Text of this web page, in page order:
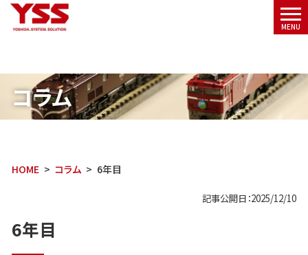
コラム
HOME コラム 6年目
記事公開日：2025/12/10
6年目
メニ
MENU